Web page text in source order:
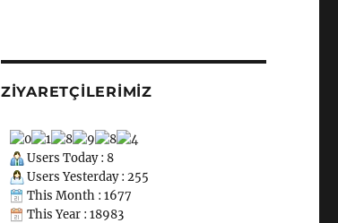
ZIYARETÇILERIMIZ
Users Today : 8
Users Yesterday : 255
This Month : 1677
This Year : 18983